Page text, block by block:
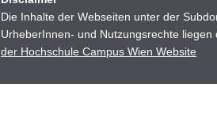
Die Inhalte der Webseiten unter der
UrheberInnen- und Nutzungsrechte
der Hochschule Campus Wien Website